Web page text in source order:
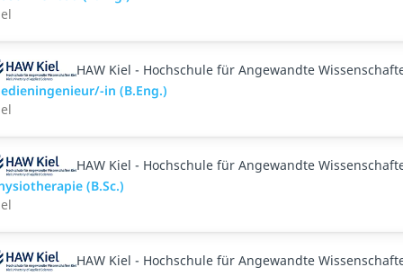
HAW Kiel - Hochschule für Angewandte
in (B.Eng.)
HAW Kiel - Hochschule für Angewandte
(B.Sc.)
HAW Kiel - Hochschule für Angewandte